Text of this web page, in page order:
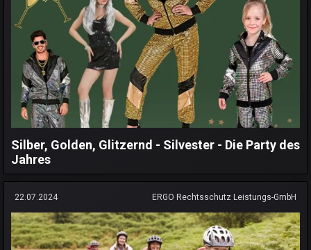
Silber, Golden, Glitzernd - Silvester - Die Party des
Jahres
22.07.2024 ERGO Rechtsschutz Leistungs-GmbH